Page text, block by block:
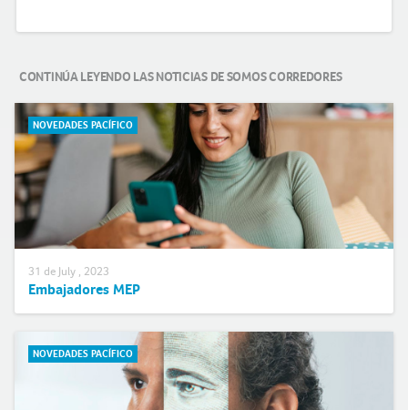
CONTINÚA LEYENDO LAS NOTICIAS DE SOMOS CORREDORES
NOVEDADES PACÍFICO
31 de July , 2023
Embajadores MEP
NOVEDADES PACÍFICO